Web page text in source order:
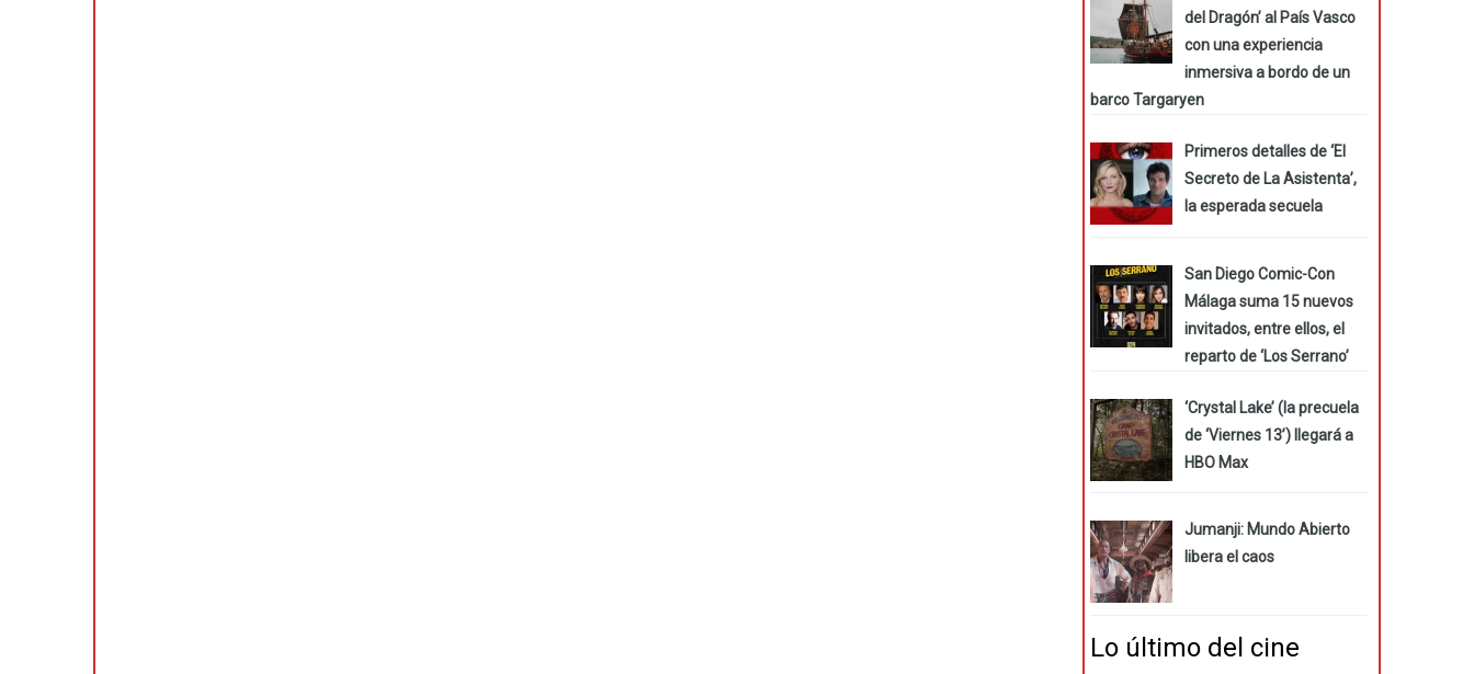
del Dragón’ al País Vasco
con una experiencia
inmersiva a bordo de un
barco Targaryen
Primeros detalles de ‘El
Secreto de La Asistenta’,
la esperada secuela
San Diego Comic-Con
Málaga suma 15 nuevos
invitados, entre ellos, el
reparto de ‘Los Serrano’
‘Crystal Lake’ (la precuela
de ‘Viernes 13’) llegará a
HBO Max
Jumanji: Mundo Abierto
libera el caos
Lo último del cine